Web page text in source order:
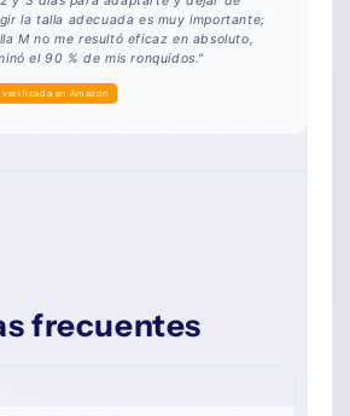
la talla adecuada es muy importante;
M no me resultó eficaz en absoluto,
el 90 % de mis ronquidos."
verificada en Amazon
frecuentes